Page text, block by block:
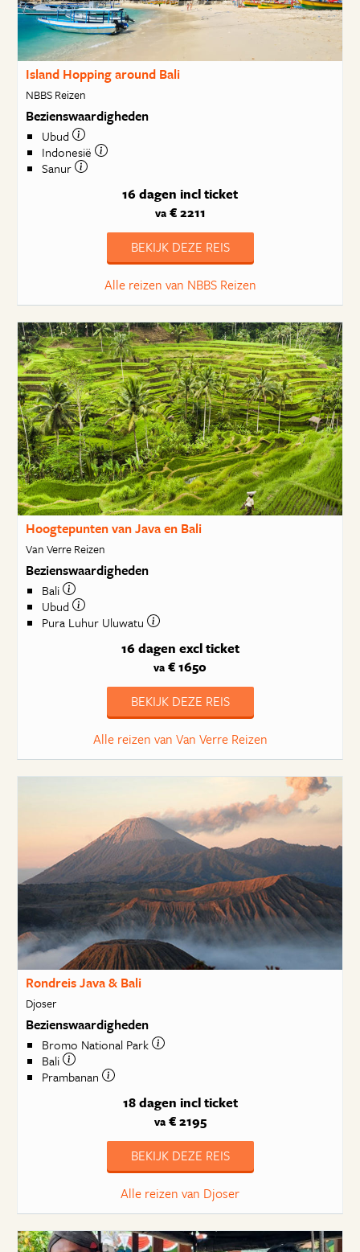
Island Hopping around Bali
NBBS Reizen
Bezienswaardigheden
Ubud
Indonesië
Sanur
16 dagen incl ticket
va€ 2211
BEKIJK DEZE REIS
Alle reizen van NBBS Reizen
Hoogtepunten van Java en Bali
Van Verre Reizen
Bezienswaardigheden
Bali
Ubud
Pura Luhur Uluwatu
16 dagen excl ticket
va € 1650
BEKIJK DEZE REIS
Alle reizen van Van Verre Reizen
Rondreis Java & Bali
Djoser
Bezienswaardigheden
Bromo National Park
Bali
Prambanan
18 dagen incl ticket
va€ 2195
BEKIJK DEZE REIS
Alle reizen van Djoser